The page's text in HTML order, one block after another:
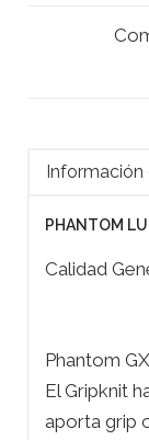
Información
PHANTOM
Calidad
Phantom
El Gripknit
aporta grip